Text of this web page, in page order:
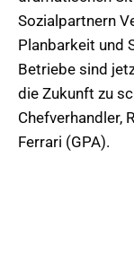
Sozialpartnern
Planbarkeit und
Betriebe sind
die Zukunft zu
Chefverhandler,
Ferrari (GPA).